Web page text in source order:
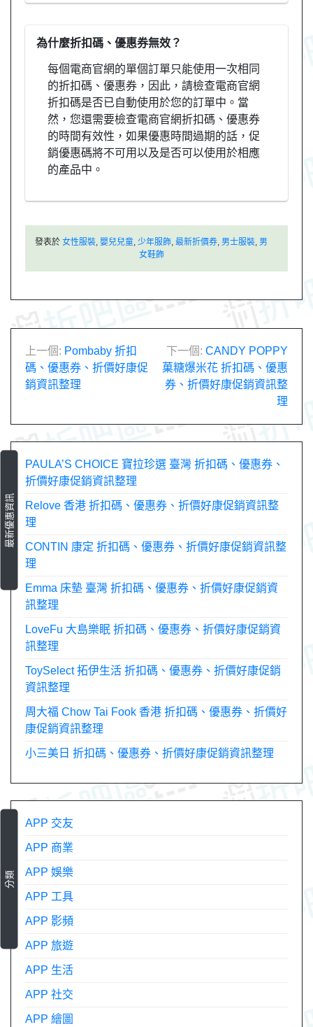
為什麼折扣碼、優惠券無效？
每個電商官網的單個訂單只能使用一次相同
的折扣碼、優惠券，因此，請檢查電商官網
折扣碼是否已自動使用於您的訂單中。當
然，您還需要檢查電商官網折扣碼、優惠券
的時間有效性，如果優惠時間過期的話，促
銷優惠碼將不可用以及是否可以使用於相應
的產品中。
發表於 女性服裝 嬰兒兒童 少年服飾 最新折價券 男士服裝 男
女鞋飾
文
章
覽
上一個: Pombaby 折扣
碼、優惠券、折價好康促
銷資訊整理
下一個: CANDY POPPY
菓糖爆米花 折扣碼、優惠
券、折價好康促銷資訊整
理
最新優惠資訊
PAULA’S CHOICE 寶拉珍選 臺灣 折扣碼、優惠券、
折價好康促銷資訊整理
Relove 香港 折扣碼、優惠券、折價好康促銷資訊整
理
CONTIN 康定 折扣碼、優惠券、折價好康促銷資訊整
理
Emma 床墊 臺灣 折扣碼、優惠券、折價好康促銷資
訊整理
LoveFu 大島樂眠 折扣碼、優惠券、折價好康促銷資
訊整理
ToySelect 拓伊生活 折扣碼、優惠券、折價好康促銷
資訊整理
周大福 Chow Tai Fook 香港 折扣碼、優惠券、折價好
康促銷資訊整理
小三美日 折扣碼、優惠券、折價好康促銷資訊整理
分類
APP 交友
APP 商業
APP 娛樂
APP 工具
APP 影頻
APP 旅遊
APP 生活
APP 社交
APP 繪圖